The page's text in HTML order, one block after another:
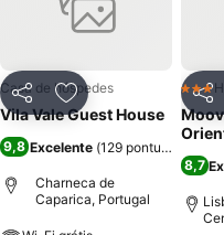
PartilharAdicionar aos
Casa de hóspedes
Vila Vale Guest House
9,8 Excelente (129 pontuações
Charneca de
Caparica, Portugal
3
8,7